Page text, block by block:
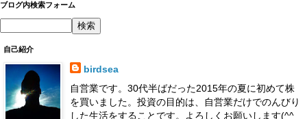
ブログ内検索フォーム
自己紹介
birdsea
自営業です。30代半ばだった2015年の夏に初めて株
を買いました。投資の目的は、自営業だけでのんびり
した生活をすることです。よろしくお願いします(^^